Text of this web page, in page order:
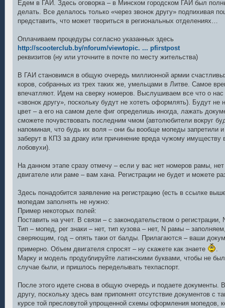
Едем в ГАИ. Здесь оговорка – в Минском городском ГАИ был
делать. Все делалось только «через звонок другу» подпихивая
представить, что может твориться в региональных отделениях…
Оплачиваем процедуры согласно указанных здесь
http://scooterclub.by/nforum/viewtopic. ... pfirstpost
реквизитов (ну или уточните в почте по месту жительства)
В ГАИ становимся в общую очередь миллионной армии
коров, собранных из трех таких же, умельцами в Литве. Самое
впечатляют. Идем на сверку номеров. Выслушиваем все что о
«звонок другу», поскольку будут не хотеть оформлять). Будут
цвет – а его на самом деле фиг определишь иногда, лажать
сможете почувствовать последним чмом (автолюбители вокруг
напоминая, что будь их воля – они бы вообще мопеды запретили
заберут в КПЗ за драку или причинение вреда чужому имуществу
лобовухи).
На данном этапе сразу отмечу – если у вас нет номеров рамы,
двигателе или раме – вам хана. Регистрации не будет и можете
Здесь понадобится заявление на регистрацию (есть в ссылке
мопедам заполнять не нужно:
Пример некоторых полей:
Поставить на учет. В связи – с законодательством о регистрации,
Тип – мопед, рег знаки – нет, тип кузова – нет, N рамы –
сверяющим, год – опять таки от балды. Прилагаются – ваши
примерно. Объем двигателя спросят – ну скажете как знаете
.
Марку и модель продублируйте латинскими буквами, чтобы не
случае были, и пришлось переделывать техпаспорт.
После этого идете снова в общую очередь и подаете документы.
другу, поскольку здесь вам припомнят отсутствие документов с
курсе той пресловутой упрощенной схемы оформления мопедов,